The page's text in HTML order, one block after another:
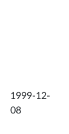
1999-12-
08